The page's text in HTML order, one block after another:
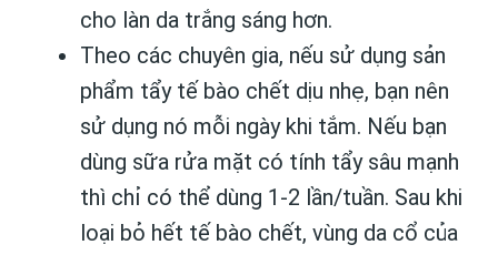
cho làn da trắng sáng hơn.
Theo các chuyên gia, nếu sử dụng sản
phẩm tẩy tế bào chết dịu nhẹ, bạn nên
sử dụng nó mỗi ngày khi tắm. Nếu bạn
dùng sữa rửa mặt có tính tẩy sâu mạnh
thì chỉ có thể dùng 1-2 lần/tuần. Sau khi
loại bỏ hết tế bào chết, vùng da cổ của